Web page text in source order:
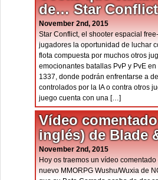
de… Star Conflict
November 2nd, 2015
Star Conflict, el shooter espacial
jugadores la oportunidad de luchar
flota compuesta por muchos otros
emocionantes batallas PvP y PvE
1337, donde podrán enfrentarse a
controlados por la IA o contra otros
juego cuenta con una […]
Vídeo
inglés) de Blade
November 2nd, 2015
Hoy os traemos un vídeo comentado
nuevo MMORPG Wushu/Wuxia de